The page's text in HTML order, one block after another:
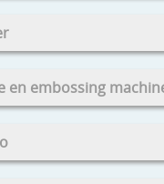
en embossing